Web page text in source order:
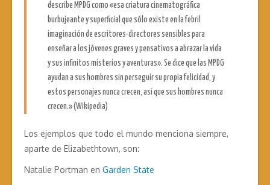
describe MPDG como «esa criatura cinematográfica
burbujeante y superficial que sólo existe en la febril
imaginación de escritores-directores sensibles para
enseñar a los jóvenes graves y pensativos a abrazar la vida
y sus infinitos misterios y aventuras». Se dice que las MPDG
ayudan a sus hombres sin perseguir su propia felicidad, y
estos personajes nunca crecen, así que sus hombres nunca
crecen.» (Wikipedia)
Los ejemplos que todo el mundo menciona siempre,
aparte de Elizabethtown, son:
Natalie Portman en Garden State